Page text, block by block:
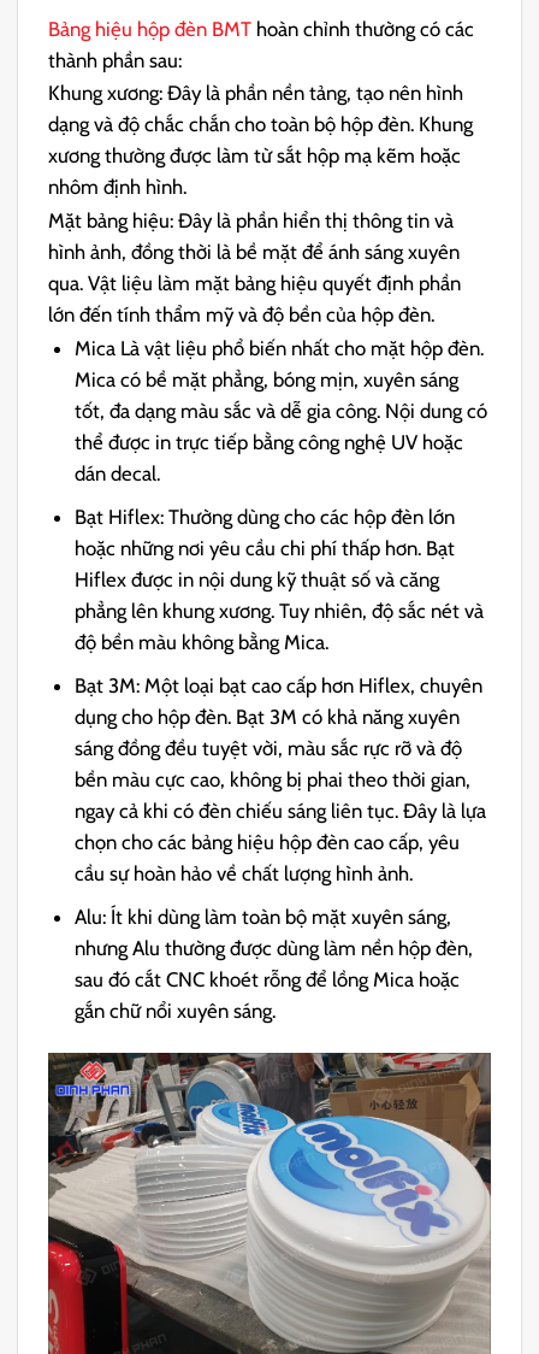
Bảng hiệu hộp đèn BMT hoàn chỉnh thường có các
thành phần sau:
Khung xương: Đây là phần nền tảng, tạo nên hình
dạng và độ chắc chắn cho toàn bộ hộp đèn. Khung
xương thường được làm từ sắt hộp mạ kẽm hoặc
nhôm định hình.
Mặt bảng hiệu: Đây là phần hiển thị thông tin và
hình ảnh, đồng thời là bề mặt để ánh sáng xuyên
qua. Vật liệu làm mặt bảng hiệu quyết định phần
lớn đến tính thẩm mỹ và độ bền của hộp đèn.
Mica Là vật liệu phổ biến nhất cho mặt hộp đèn.
Mica có bề mặt phẳng, bóng mịn, xuyên sáng
tốt, đa dạng màu sắc và dễ gia công. Nội dung có
thể được in trực tiếp bằng công nghệ UV hoặc
dán decal.
Bạt Hiflex: Thường dùng cho các hộp đèn lớn
hoặc những nơi yêu cầu chi phí thấp hơn. Bạt
Hiflex được in nội dung kỹ thuật số và căng
phẳng lên khung xương. Tuy nhiên, độ sắc nét và
độ bền màu không bằng Mica.
Bạt 3M: Một loại bạt cao cấp hơn Hiflex, chuyên
dụng cho hộp đèn. Bạt 3M có khả năng xuyên
sáng đồng đều tuyệt vời, màu sắc rực rỡ và độ
bền màu cực cao, không bị phai theo thời gian,
ngay cả khi có đèn chiếu sáng liên tục. Đây là lựa
chọn cho các bảng hiệu hộp đèn cao cấp, yêu
cầu sự hoàn hảo về chất lượng hình ảnh.
Alu: Ít khi dùng làm toàn bộ mặt xuyên sáng,
nhưng Alu thường được dùng làm nền hộp đèn,
sau đó cắt CNC khoét rỗng để lồng Mica hoặc
gắn chữ nổi xuyên sáng.